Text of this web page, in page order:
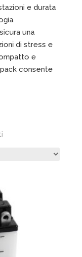
e durata
una
di stress e
e
consente
Popolarità